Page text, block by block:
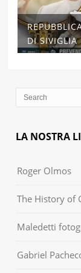
DI SIVIGLIA
LA NOSTRA
Roger Olmos
The History of
Maledetti
Gabriel